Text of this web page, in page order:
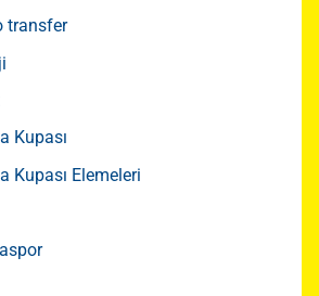
transfer
Kupası
Kupası Elemeleri